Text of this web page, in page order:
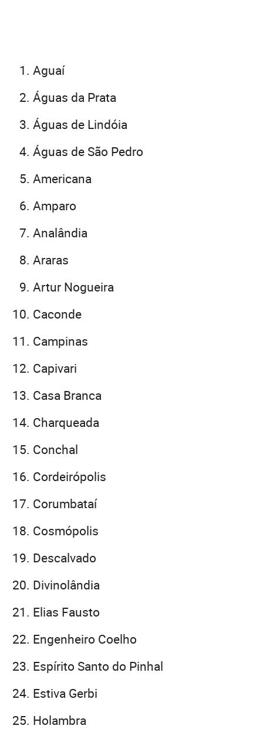
Aguaí
Águas da Prata
Águas de Lindóia
Águas de São Pedro
Americana
Amparo
Analândia
Araras
Artur Nogueira
Caconde
Campinas
Capivari
Casa Branca
Charqueada
Conchal
Cordeirópolis
Corumbataí
Cosmópolis
Descalvado
Divinolândia
Elias Fausto
Engenheiro Coelho
Espírito Santo do Pinhal
Estiva Gerbi
Holambra